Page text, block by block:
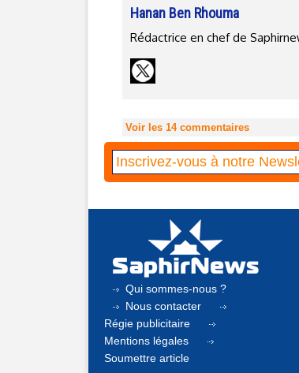
Hanan Ben Rhouma
Rédactrice en chef de
Voir les 14commentaires
Qui sommes-nous ?
Nous contacter
Régie publicitaire
Mentions légales
Soumettre article